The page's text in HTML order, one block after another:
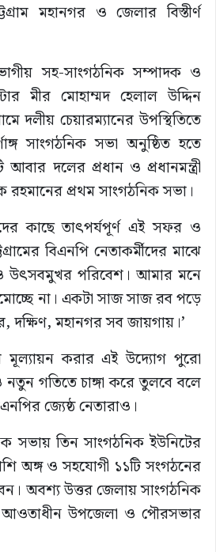
মহানগর ও জেলার বিস্তীর্ণ
সহ-সাংগঠনিক সম্পাদক ও
মীর মোহাম্মদ হেলাল উদ্দিন
দলীয় চেয়ারম্যানের উপস্থিতিতে
সাংগঠনিক সভা অনুষ্ঠিত হতে
আবার দলের প্রধান ও প্রধানমন্ত্রী
রহমানের প্রথম সাংগঠনিক সভা।
কাছে তাৎপর্যপূর্ণ এই সফর ও
বিএনপি নেতাকর্মীদের মাঝে
ও উৎসবমুখর পরিবেশ। আমার মনে
না। একটা সাজ সাজ রব পড়ে
দক্ষিণ, মহানগর সব জায়গায়।’
মূল্যায়ন করার এই উদ্যোগ পুরো
গতিতে চাঙ্গা করে তুলবে বলে
জ্যেষ্ঠ নেতারাও।
সভায় তিন সাংগঠনিক ইউনিটের
অঙ্গ ও সহযোগী ১১টি সংগঠনের
অবশ্য উত্তর জেলায় সাংগঠনিক
আওতাধীন উপজেলা ও পৌরসভার